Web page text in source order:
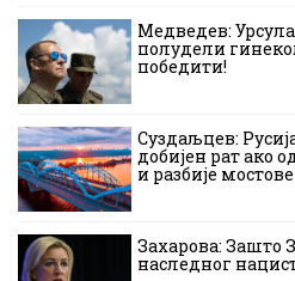
Медведев:
полудели
победити!
Суздаљцев:
добијен рат ако
и разбије
Захарова: Зашто
наследног